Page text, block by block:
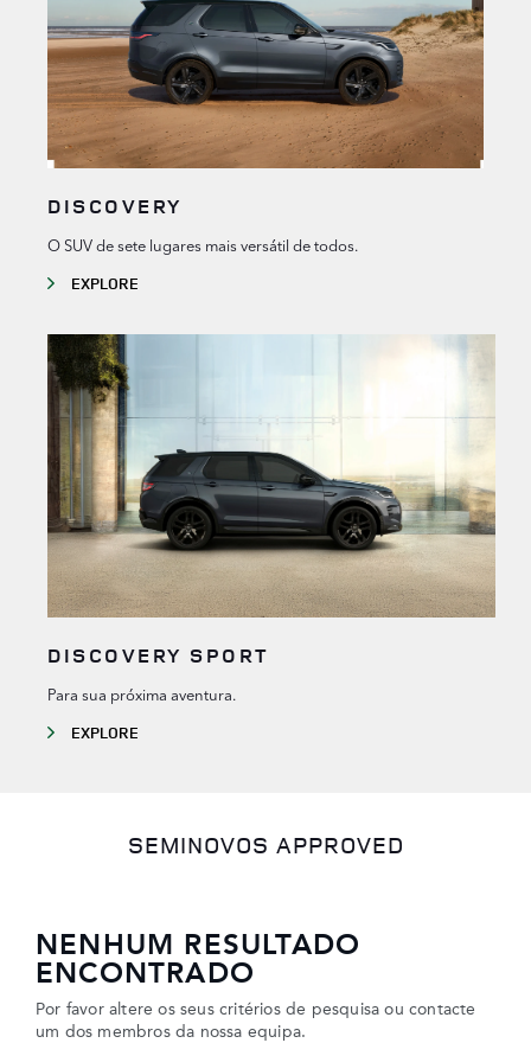
DISCOVERY
O SUV de sete lugares mais versátil de todos.
EXPLORE
DISCOVERY SPORT
Para sua próxima aventura.
EXPLORE
SEMINOVOS APPROVED
NENHUM RESULTADO
ENCONTRADO
Por favor altere os seus critérios de pesquisa ou contacte
um dos membros da nossa equipa.